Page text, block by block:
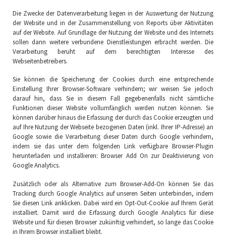
Die Zwecke der Datenverarbeitung liegen in der Auswertung der Nutzung
der Website und in der Zusammenstellung von Reports über Aktivitäten
auf der Website. Auf Grundlage der Nutzung der Website und des Internets
sollen dann weitere verbundene Dienstleistungen erbracht werden. Die
Verarbeitung beruht auf dem berechtigten Interesse des
Webseitenbetreibers.
Sie können die Speicherung der Cookies durch eine entsprechende
Einstellung Ihrer Browser-Software verhindern; wir weisen Sie jedoch
darauf hin, dass Sie in diesem Fall gegebenenfalls nicht sämtliche
Funktionen dieser Website vollumfänglich werden nutzen können. Sie
können darüber hinaus die Erfassung der durch das Cookie erzeugten und
auf Ihre Nutzung der Webseite bezogenen Daten (inkl. Ihrer IP-Adresse) an
Google sowie die Verarbeitung dieser Daten durch Google verhindern,
indem sie das unter dem folgenden Link verfügbare Browser-Plugin
herunterladen und installieren: Browser Add On zur Deaktivierung von
Google Analytics.
Zusätzlich oder als Alternative zum Browser-Add-On können Sie das
Tracking durch Google Analytics auf unseren Seiten unterbinden, indem
Sie diesen Link anklicken. Dabei wird ein Opt-Out-Cookie auf Ihrem Gerät
installiert. Damit wird die Erfassung durch Google Analytics für diese
Website und für diesen Browser zukünftig verhindert, so lange das Cookie
in Ihrem Browser installiert bleibt.